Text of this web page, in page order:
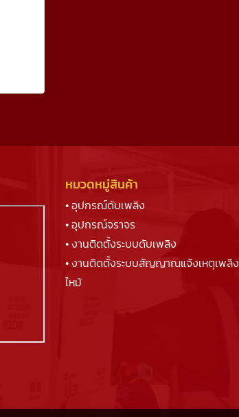
หมวดหมู่สินค้า
• อุปกรณ์ดับเพลิง
• อุปกรณ์จราจร
• งานติดตั้งระบบดับเพลิง
• งานติดตั้งระบบสัญญาณแจ้งเหตุเพลิง
ไหม้